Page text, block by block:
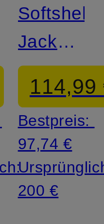
Softshell-
Jacke
BOWLS
ALPHA
114,99
Bestpreis:
97,74 €
200 €